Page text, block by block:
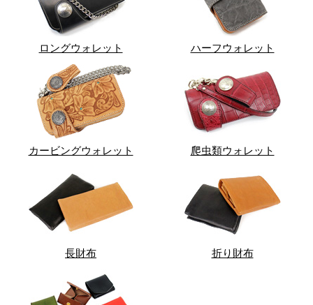
ロングウォレット ハーフウォレット
カービングウォレット 爬虫類ウォレット
長財布 折り財布